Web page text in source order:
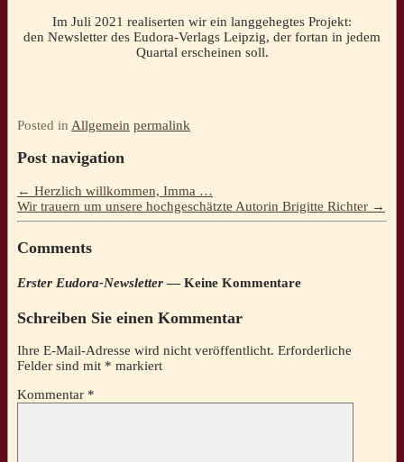
Im Juli 2021 realiserten wir ein langgehegtes Projekt:
den Newsletter des Eudora-Verlags Leipzig, der fortan in jedem
Quartal erscheinen soll.
Posted in Allgemein permalink
Post navigation
← Herzlich willkommen, Imma …
Wir trauern um unsere hochgeschätzte Autorin Brigitte Richter →
Comments
Erster Eudora-Newsletter— Keine Kommentare
Schreiben Sie einen Kommentar
Ihre E-Mail-Adresse wird nicht veröffentlicht. Erforderliche
Felder sind mit * markiert
Kommentar *